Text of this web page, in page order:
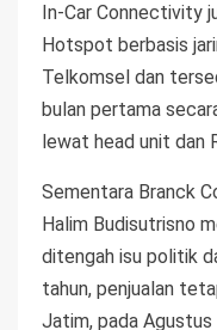
In-Car Connectivity
Hotspot berbasis
Telkomsel dan
bulan pertama
lewat head unit dan
Sementara Branck
Halim Budisutrisno
ditengah isu politik
tahun, penjualan
Jatim, pada